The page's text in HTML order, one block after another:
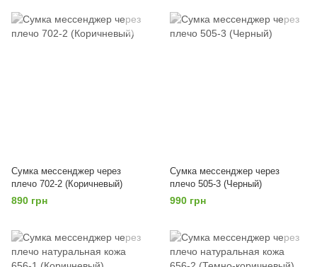
Сумка мессенджер через
плечо 702-2 (Коричневый)
890 грн
Сумка мессенджер через
плечо 505-3 (Черный)
990 грн